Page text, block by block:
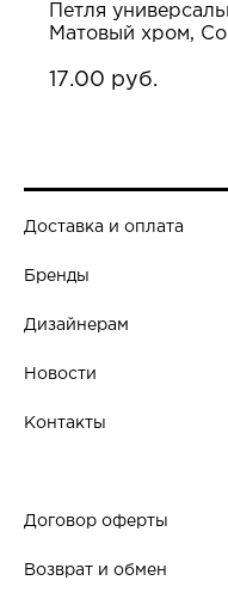
Петля
Матовый хром,
17.00 руб.
Доставка и оплата
Бренды
Дизайнерам
Новости
Контакты
Договор оферты
Возврат и обмен